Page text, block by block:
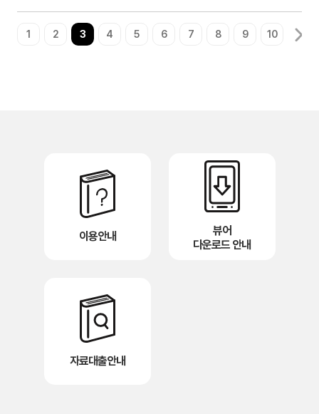
1 2 3 4 5 6 7 8 9 10
이용안내
뷰어
다운로드 안내
자료대출안내